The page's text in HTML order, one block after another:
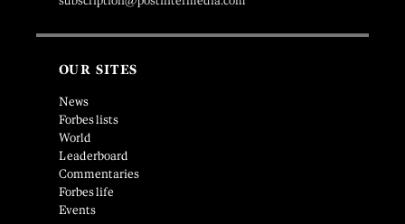
OUR SITES
News
Forbes lists
World
Leaderboard
Commentaries
Forbes life
Events